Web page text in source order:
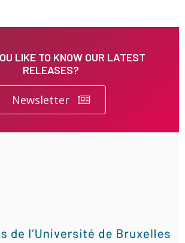
LIKE TO KNOW OUR LATEST
RELEASES?
Newsletter